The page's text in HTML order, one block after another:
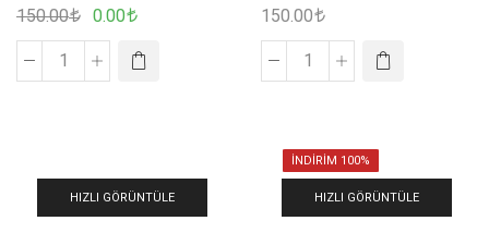
150.00 0.00 150.00
HIZLI GÖRÜNTÜLE
İNDIRIM 100%
HIZLI GÖRÜNTÜLE